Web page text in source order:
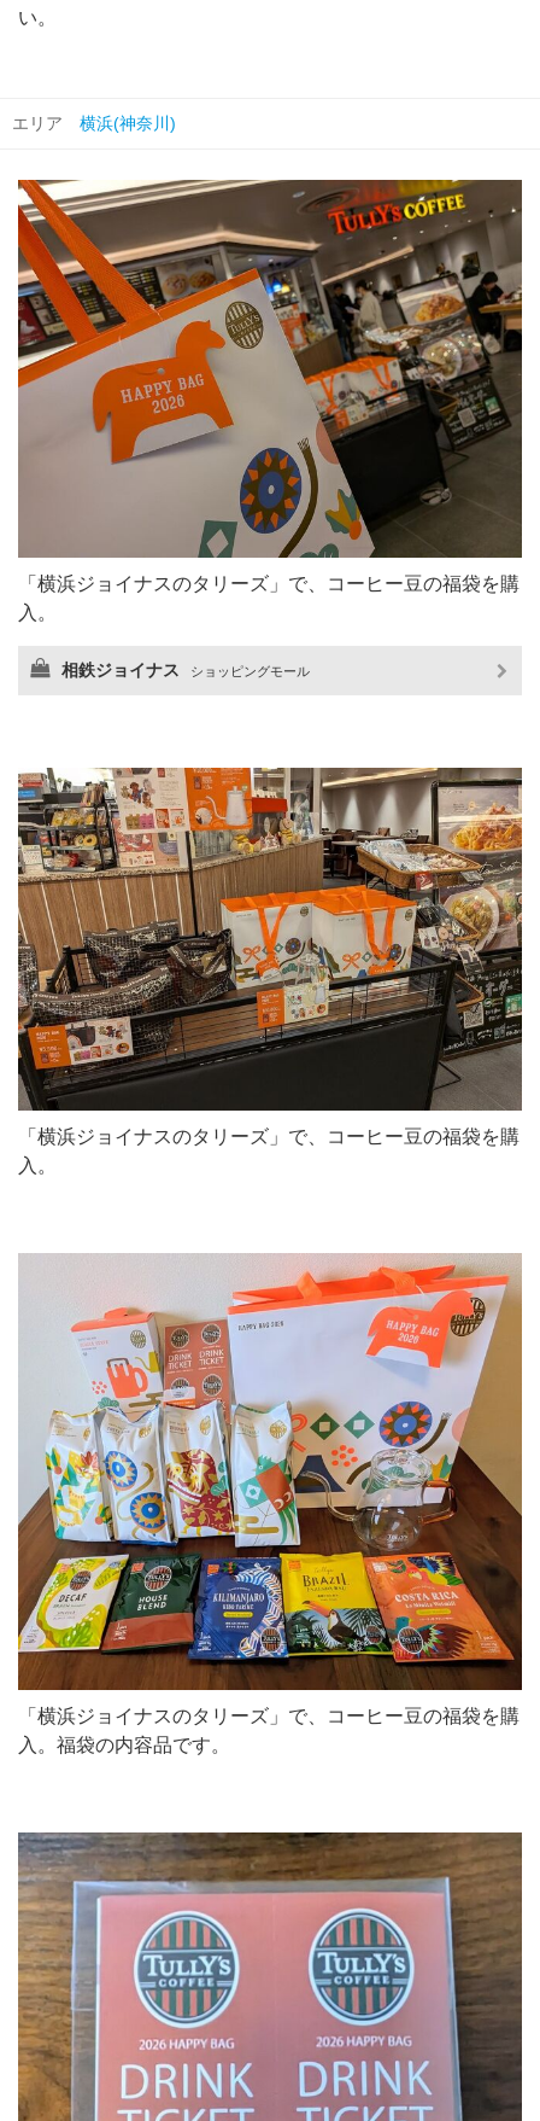
い。
エリア 横浜(神奈川)
「横浜ジョイナスのタリーズ」で、コーヒー豆の福袋を購
入。
相鉄ジョイナス ショッピングモール
「横浜ジョイナスのタリーズ」で、コーヒー豆の福袋を購
入。
「横浜ジョイナスのタリーズ」で、コーヒー豆の福袋を購
入。福袋の内容品です。